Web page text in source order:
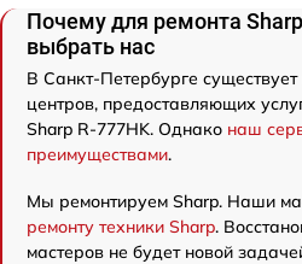
Почему для ремонта
выбрать нас
В Санкт-Петербурге
центров, предоставляющих
Sharp R-777HK. Однако наш
преимуществами.
Мы ремонтируем Sharp. Наши
ремонту техники Sharp.
мастеров не будет новой